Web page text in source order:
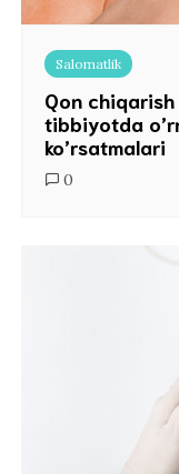
Salomatlik
Qon
tibbiyotda
ko’rsatmalari
0